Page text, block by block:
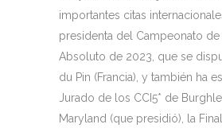
importantes citas
presidenta del Campeonato de
Absoluto de 2023, que se
du Pin (Francia), y también ha
Jurado de los CCI5* de
Maryland (que presidió), la